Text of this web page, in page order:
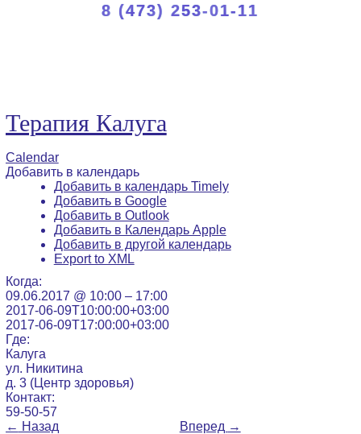
8 (473) 253-01-11
Терапия Калуга
Calendar
Добавить в календарь
Добавить в календарь Timely
Добавить в Google
Добавить в Outlook
Добавить в Календарь Apple
Добавить в другой календарь
Export to XML
Когда:
09.06.2017 @ 10:00 – 17:00
2017-06-09T10:00:00+03:00
2017-06-09T17:00:00+03:00
Где:
Калуга
ул. Никитина
д. 3 (Центр здоровья)
Контакт:
59-50-57
← Назад Вперед →